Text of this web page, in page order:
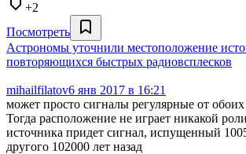
+2
Посмотреть
Астрономы уточнили местоположение
повторяющихся быстрых радиовсплесков
mihailfilatov6 янв 2017 в 16:21
может просто сигналы регулярные от
Тогда расположение не играет никакой
источника придет сигнал, испущенный
другого 102000 лет назад